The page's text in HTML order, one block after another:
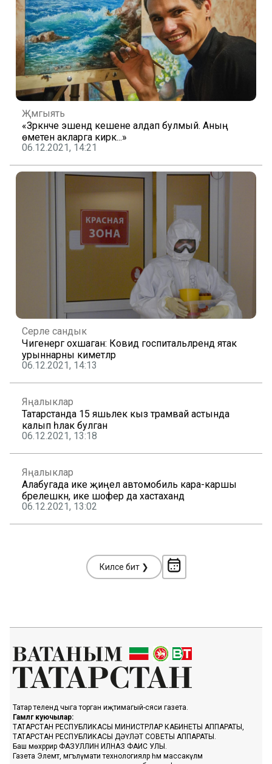
Җәмгыять
«Зәркәнче эшендә кешене алдап булмый. Аның
өметен акларга кирәк...»
06.12.2021, 14:21
Серле сандык
Чигенергә охшаган: Ковид госпитальләрендә ятак
урыннарны киметәләр
06.12.2021, 14:13
Яңалыклар
Татарстанда 15 яшьлек кыз трамвай астында
калып һәлак булган
06.12.2021, 13:18
Яңалыклар
Алабугада ике җиңел автомобиль кара-каршы
бәрелешкән, ике шофер да хастаханәдә
06.12.2021, 13:02
Киләсе бит ❯
Татар телендә чыга торган иҗтимагый-сәяси газета.
Гамәлгә куючылар:
ТАТАРСТАН РЕСПУБЛИКАСЫ МИНИСТРЛАР КАБИНЕТЫ АППАРАТЫ,
ТАТАРСТАН РЕСПУБЛИКАСЫ ДӘҮЛӘТ СОВЕТЫ АППАРАТЫ.
Баш мөхәррир ФАЗУЛЛИН ИЛНАЗ ФАИС УЛЫ.
Газета Элемтә, мәгълүмати технологияләр һәм массакүләм